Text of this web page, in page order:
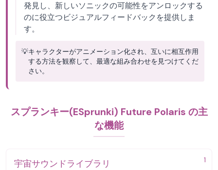
発見し、新しいソニックの可能性をアンロックする
のに役立つビジュアルフィードバックを提供しま
す。
💡キャラクターがアニメーション化され、互いに相互作用
する方法を観察して、最適な組み合わせを見つけてくだ
さい。
スプランキー(ESprunki) Future Polaris の主
な機能
1
宇宙サウンドライブラリ